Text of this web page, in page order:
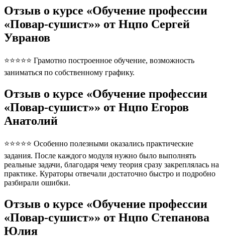
Отзыв о курсе «Обучение профессии
«Повар-сушист»» от Нцпо Сергей
Увранов
⭐⭐⭐⭐⭐ Грамотно построенное обучение, возможность
заниматься по собственному графику.
Отзыв о курсе «Обучение профессии
«Повар-сушист»» от Нцпо Егоров
Анатолий
⭐⭐⭐⭐⭐ Особенно полезными оказались практические
задания. После каждого модуля нужно было выполнять
реальные задачи, благодаря чему теория сразу закреплялась на
практике. Кураторы отвечали достаточно быстро и подробно
разбирали ошибки.
Отзыв о курсе «Обучение профессии
«Повар-сушист»» от Нцпо Степанова
Юлия